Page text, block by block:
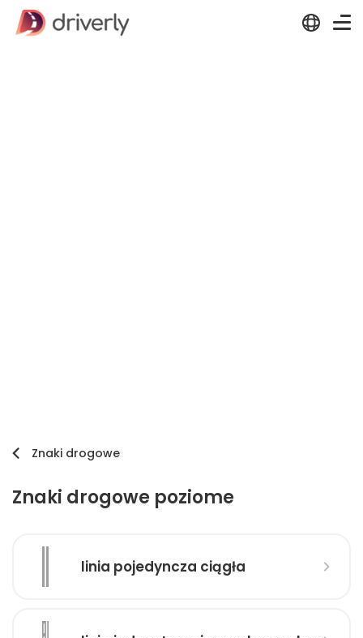
Znaki drogowe
Znaki drogowe poziome
linia pojedyncza ciągła